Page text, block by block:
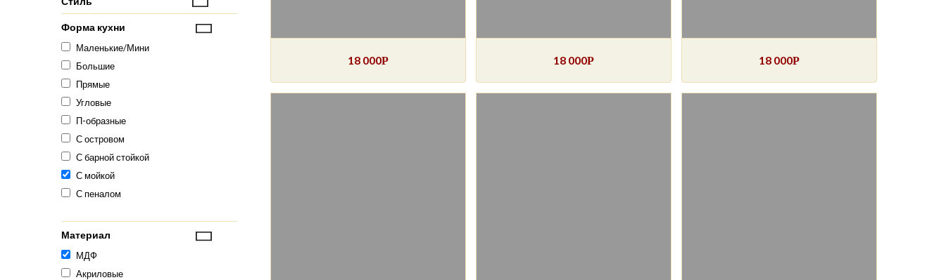
18 000Р 18 000Р 18 000Р
Форма кухни
Маленькие/Мини
Большие
Прямые
Угловые
П-образные
С островом
С барной стойкой
С мойкой
С пеналом
Материал
МДФ
Акриловые